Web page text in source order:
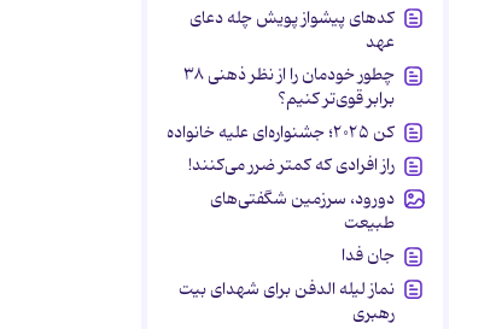
کدهای پیشواز پویش چله دعای
عهد
چطور خودمان را از نظر ذهنی ۳۸
برابر قوی‌تر کنیم؟
کن ۲۰۲۵؛ جشنواره‌ای علیه خانواده
راز افرادی که کمتر ضرر می‌کنند!
دورود، سرزمین شگفتی‌های
طبیعت
جان فدا
نماز لیله الدفن برای شهدای بیت
رهبری